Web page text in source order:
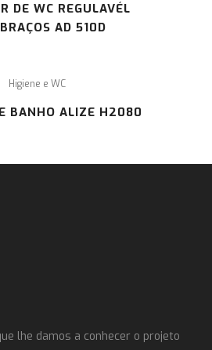
DE WC REGULAVÉL
AD 510D
Higiene e WC
BANHO ALIZE H2080
lhe damos a conhecer o projeto